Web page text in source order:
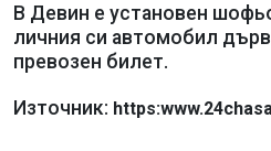
В Девин е установен
личния си автомобил
превозен билет.
Източник: